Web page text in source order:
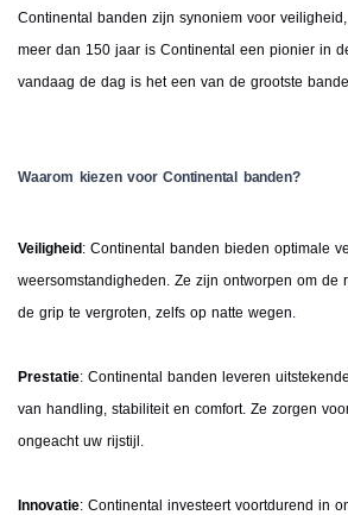
Continental banden zijn synoniem voor
meer dan 150 jaar is Continental een pionier in
vandaag de dag is het een van de grootste
Waarom kiezen voor Continental banden?
Veiligheid : Continental banden bieden optimale
weersomstandigheden. Ze zijn ontworpen om de
de grip te vergroten, zelfs op natte wegen.
Prestatie: Continental banden leveren
van handling, stabiliteit en comfort. Ze zorgen
ongeacht uw rijstijl.
Innovatie: Continental investeert voortdurend in